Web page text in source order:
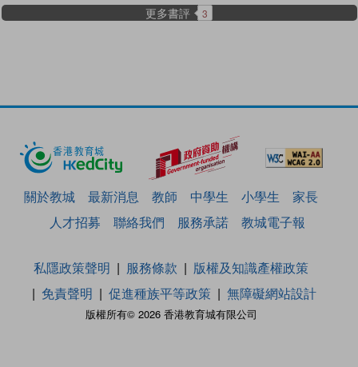
更多書評 3
關於教城 最新消息 教師 中學生 小學生
家長
人才招募
聯絡我們 服務承諾 教城電子報
版權所有© 2026 香港教育城有限公司
私隱政策聲明 服務條款
版權及知識產權政策
免責聲明
促進種族平等政策 無障礙網站設計